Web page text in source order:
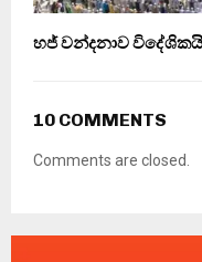
හජ් වන්දනාව
10 COMMENTS
Comments are closed.